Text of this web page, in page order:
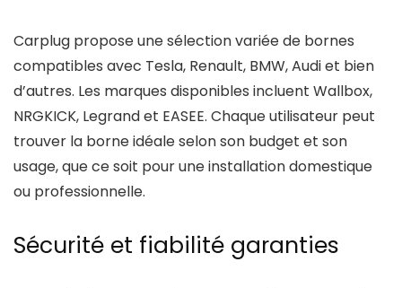
Carplug propose une sélection variée de bornes
compatibles avec Tesla, Renault, BMW, Audi et bien
d’autres. Les marques disponibles incluent Wallbox,
NRGKICK, Legrand et EASEE. Chaque utilisateur peut
trouver la borne idéale selon son budget et son
usage, que ce soit pour une installation domestique
ou professionnelle.
Sécurité et fiabilité garanties